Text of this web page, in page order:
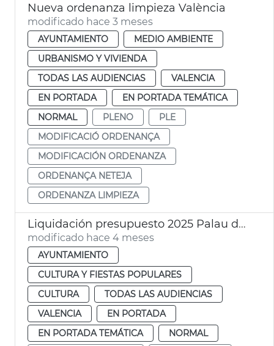
Nueva ordenanza limpieza València
modificado hace 3 meses
AYUNTAMIENTO
MEDIO AMBIENTE
URBANISMO Y VIVIENDA
TODAS LAS AUDIENCIAS
VALENCIA
EN PORTADA
EN PORTADA TEMÁTICA
NORMAL
PLENO
PLE
MODIFICACIÓ ORDENANÇA
MODIFICACIÓN ORDENANZA
ORDENANÇA NETEJA
ORDENANZA LIMPIEZA
Liquidación presupuesto 2025 Palau de la Música València
modificado hace 4 meses
AYUNTAMIENTO
CULTURA Y FIESTAS POPULARES
CULTURA
TODAS LAS AUDIENCIAS
VALENCIA
EN PORTADA
EN PORTADA TEMÁTICA
NORMAL